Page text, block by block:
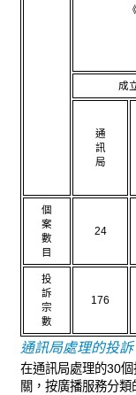
成
通
訊
局
個
案
數
目
24
投
訴
宗
數
176
通訊局處理的投訴
在通訊局處理的30
關，按廣播服務分